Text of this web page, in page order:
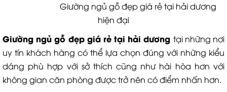
Giường ngủ gỗ đẹp giá rẻ tại hải dương
hiện đại
Giường ngủ gỗ đẹp giá rẻ tại hải dương tại những nơi
uy tín khách hàng có thể lựa chọn đúng với những kiểu
dáng phù hợp với sở thích cũng như hài hòa hơn với
không gian căn phòng được trở nên có điểm nhấn hơn.